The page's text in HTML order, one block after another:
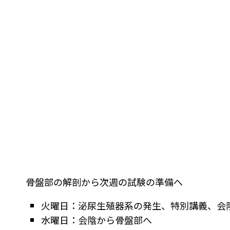
骨盤部の解剖から次週の試験の準備へ
火曜日：泌尿生殖器系の発生、特別講義、会
水曜日：会陰から骨盤部へ